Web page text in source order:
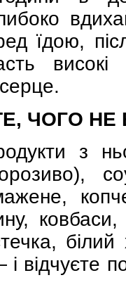
їдою,
ЧОГО
з
білий
і відчуєте